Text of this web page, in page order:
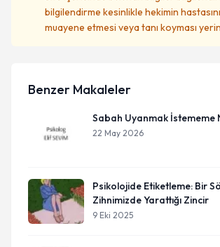
bilgilendirme kesinlikle hekimin
muayene etmesi veya tanı koyması
Benzer Makaleler
Sabah Uyanmak İstememe
22 May 2026
Psikolojide Etiketleme: Bir
Zihnimizde Yarattığı Zincir
9 Eki 2025